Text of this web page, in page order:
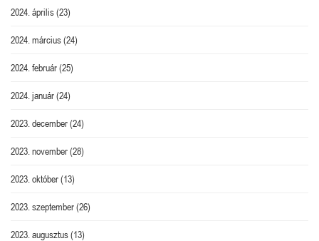
2024. április(23)
2024. március(24)
2024. február(25)
2024. január(24)
2023. december(24)
2023. november(28)
2023. október(13)
2023. szeptember(26)
2023. augusztus(13)